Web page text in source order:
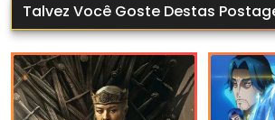
Talvez Você Goste Destas